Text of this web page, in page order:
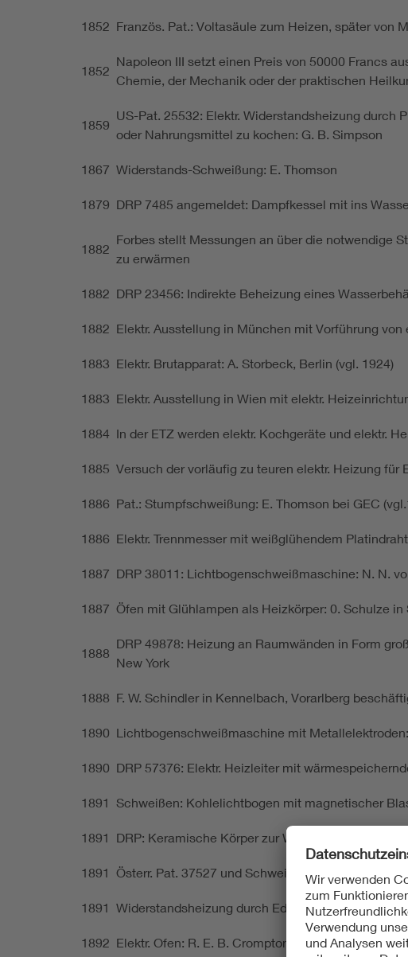
1852 Französ. Pat.: Voltasäule zum Heizen, später von
1852
Napoleon III setzt einen Preis von 50000 Francs
Chemie, der Mechanik oder der praktischen
1859
US-Pat. 25532: Elektr. Widerstandsheizung
oder Nahrungsmittel zu kochen: G. B. Simpson
1867 Widerstands-Schweißung: E. Thomson
1879 DRP 7485 angemeldet: Dampfkessel mit ins
1882
Forbes stellt Messungen an über die notwendige
zu erwärmen
1882 DRP 23456: Indirekte Beheizung eines
1882 Elektr. Ausstellung in München mit Vorführung
1883 Elektr. Brutapparat: A. Storbeck, Berlin (vgl. 1924)
1883 Elektr. Ausstellung in Wien mit elektr.
1884 In der ETZ werden elektr. Kochgeräte und elektr.
1885 Versuch der vorläufig zu teuren elektr. Heizung für
1886 Pat.: Stumpfschweißung: E. Thomson bei GEC
1886 Elektr. Trennmesser mit weißglühendem
1887 DRP 38011: Lichtbogenschweißmaschine: N. N.
1887 Öfen mit Glühlampen als Heizkörper: 0. Schulze in
1888
DRP 49878: Heizung an Raumwänden in Form
New York
1888 F. W. Schindler in Kennelbach, Vorarlberg
1890 Lichtbogenschweißmaschine mit
1890 DRP 57376: Elektr. Heizleiter mit
1891 Schweißen: Kohlelichtbogen mit magnetischer
1891 DRP: Keramische Körper zur Wärmespeicherung:
1891 Österr. Pat. 37527 und Schweiz. Pat. 4180:
1891 Widerstandsheizung durch Edelmetallbemalung
1892 Elektr. Ofen: R. E. B. Crompton und H. J. Dowsing,